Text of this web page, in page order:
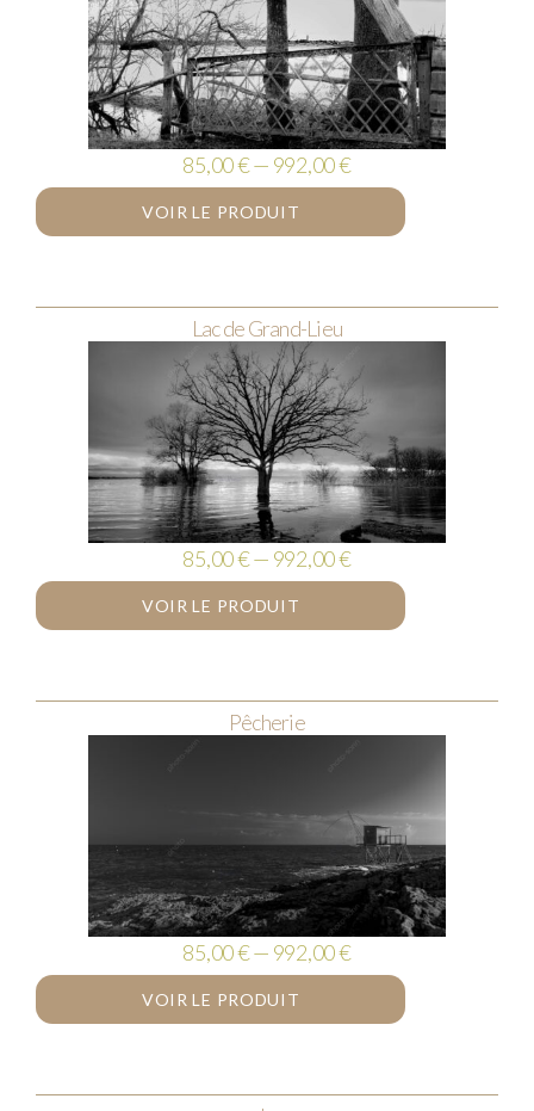
85,00 € — 992,00 €
VOIR LE PRODUIT
Lac de Grand-Lieu
85,00 € — 992,00 €
VOIR LE PRODUIT
Pêcherie
85,00 € — 992,00 €
VOIR LE PRODUIT